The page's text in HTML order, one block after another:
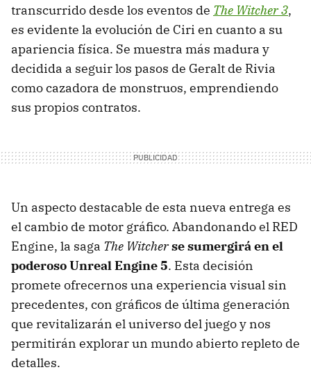
transcurrido desde los eventos de The Witcher 3,
es evidente la evolución de Ciri en cuanto a su
apariencia física. Se muestra más madura y
decidida a seguir los pasos de Geralt de Rivia
como cazadora de monstruos, emprendiendo
sus propios contratos.
Un aspecto destacable de esta nueva entrega es
el cambio de motor gráfico. Abandonando el RED
Engine, la saga The Witcherse sumergirá en el
poderoso Unreal Engine 5. Esta decisión
promete ofrecernos una experiencia visual sin
precedentes, con gráficos de última generación
que revitalizarán el universo del juego y nos
permitirán explorar un mundo abierto repleto de
detalles.